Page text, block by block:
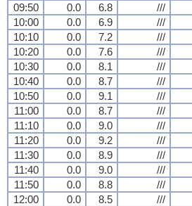
09:50
0.0 6.8 ///
10:00
0.0 6.9 ///
10:10
0.0 7.2 ///
10:20
0.0 7.6 ///
10:30
0.0 8.1 ///
10:40
0.0 8.7 ///
10:50
0.0 9.1 ///
11:00
0.0 8.7 ///
11:10
0.0 9.0 ///
11:20
0.0 9.2 ///
11:30
0.0 8.9 ///
11:40
0.0 9.0 ///
11:50
0.0 8.8 ///
12:00
0.0 8.5 ///